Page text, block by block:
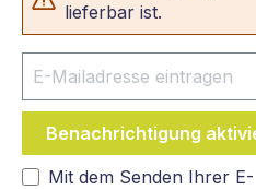
lieferbar ist.
Benachrichtigung
Mit dem Senden Ihrer E-